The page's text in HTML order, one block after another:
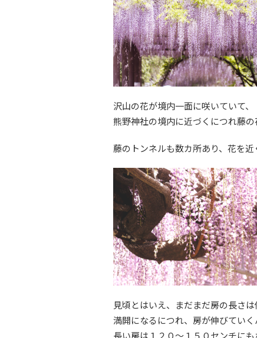
沢山の花が境内一面に咲いていて、
熊野神社の境内に近づくにつれ藤の
藤のトンネルも数カ所あり、花を近
見頃とはいえ、まだまだ房の長さは
満開になるにつれ、房が伸びていく
長い房は１２０〜１５０センチにも